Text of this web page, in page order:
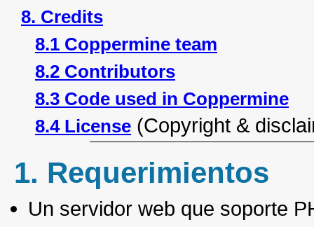
8. Credits
8.1 Coppermine team
8.2 Contributors
8.3 Code used in Coppermine
8.4 License (Copyright &
1. Requerimientos
Un servidor web que soporte